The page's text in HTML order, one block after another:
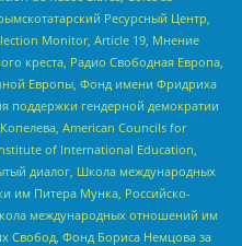
Ресурсный Центр,
Monitor, Article 19, Мнение
креста, Радио Свободная Европа,
Европы, Фонд имени Фридриха
поддержки гендерной демократии
American Councils for
of International Education,
диалог, Школа международных
им Питера Мунка, Российско-
международных отношений им
Свобод, Фонд Бориса Немцова за